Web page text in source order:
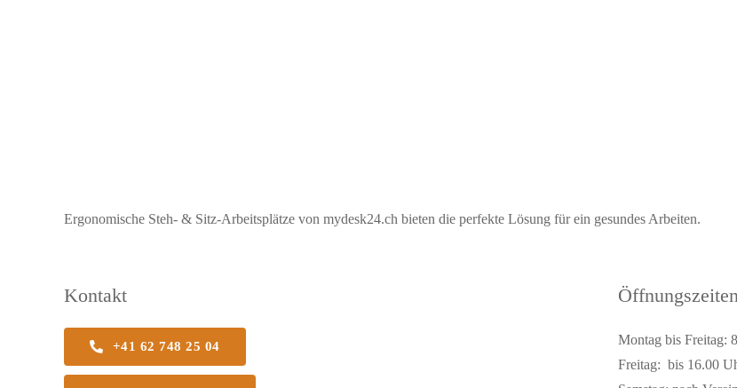
Ergonomische Steh- & Sitz-Arbeitsplätze von mydesk24.ch bieten die perfekte Lösung für ein gesundes Arbeiten.
Kontakt
+41 62 748 25 04
Öffnungszeiten
Montag bis Freitag:
Freitag: bis 16.00